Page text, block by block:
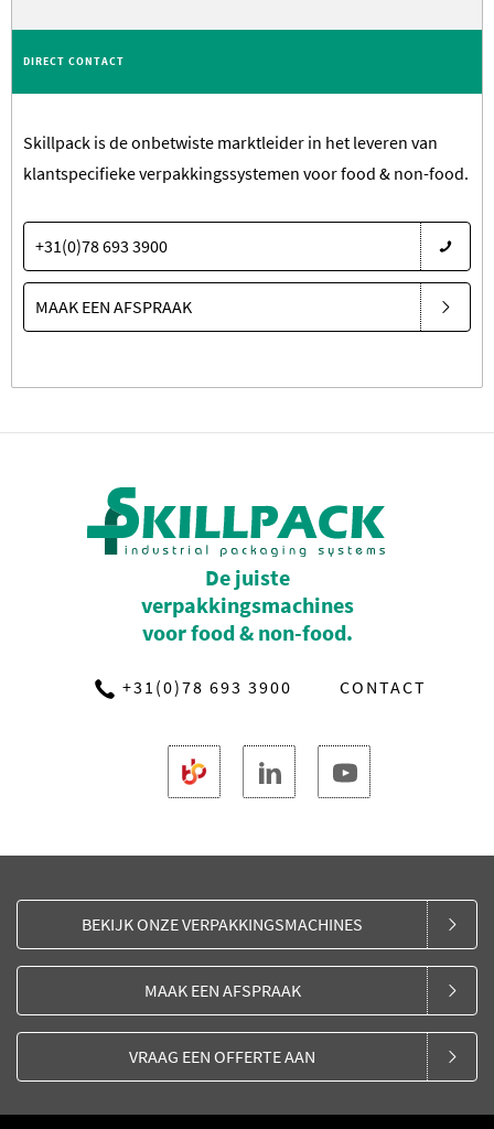
DIRECT CONTACT
Skillpack is de onbetwiste marktleider in het leveren van
klantspecifieke verpakkingssystemen voor food & non-food.
+31(0)78 693 3900
MAAK EEN AFSPRAAK
De juiste
verpakkingsmachines
voor food & non-food.
+31(0)78 693 3900 CONTACT
BEKIJK ONZE VERPAKKINGSMACHINES
MAAK EEN AFSPRAAK
VRAAG EEN OFFERTE AAN